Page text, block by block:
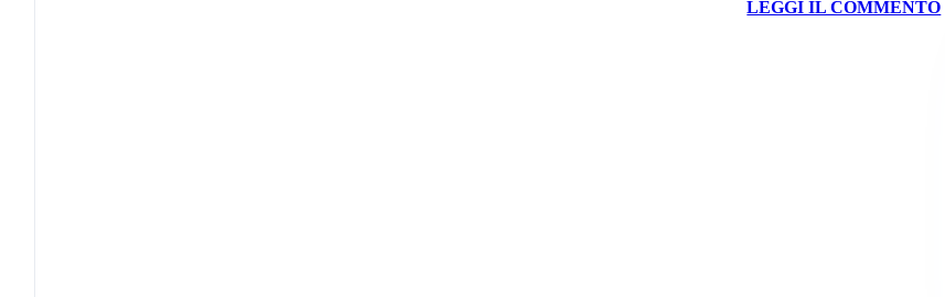
LEGGI IL COMMENTO